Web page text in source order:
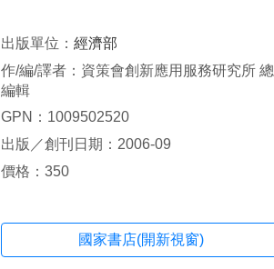
出版單位： 經濟部
作/編/譯者：資策會創新應用服務研究所 總
編輯
GPN：1009502520
出版／創刊日期：2006-09
價格：350
國家書店(開新視窗)